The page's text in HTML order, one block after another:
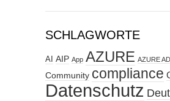
SCHLAGWORTE
AI AIP App AZURE AZURE AD
Community compliance
Datenschutz